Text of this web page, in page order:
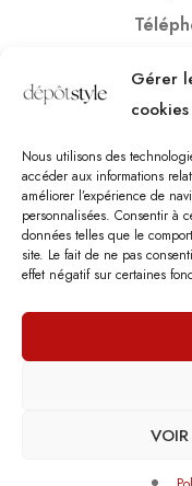
Gérer
cookies
Nous utilisons des
accéder aux informations
améliorer l’expérience de
personnalisées. Consentir à
données telles que le
site. Le fait de ne pas
effet négatif sur certaines
Adresse : Rue
Lundi –
Vendredi :
Nous
–